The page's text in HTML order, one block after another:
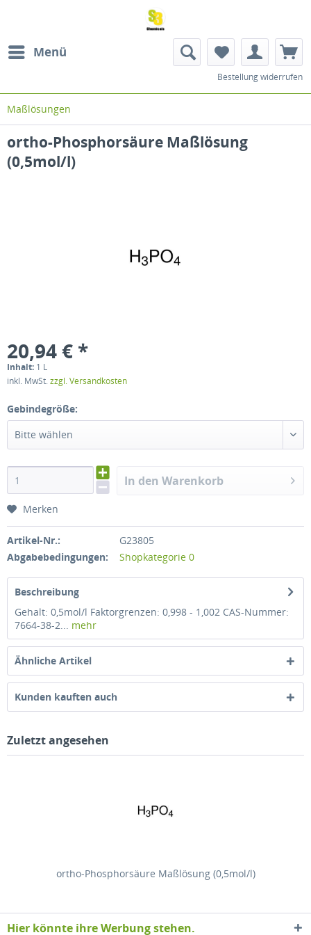
Menü
Bestellung widerrufen
Maßlösungen
ortho-Phosphorsäure Maßlösung
(0,5mol/l)
20,94 € *
Inhalt: 1 L
inkl. MwSt.zzgl. Versandkosten
Gebindegröße:
Bitte wählen
In den Warenkorb
Merken
Artikel-Nr.:
G23805
Abgabebedingungen:
Shopkategorie 0
Beschreibung
Gehalt: 0,5mol/l Faktorgrenzen: 0,998 - 1,002 CAS-Nummer:
7664-38-2... mehr
Ähnliche Artikel
Kunden kauften auch
Zuletzt angesehen
ortho-Phosphorsäure Maßlösung (0,5mol/l)
Hier könnte ihre Werbung stehen.